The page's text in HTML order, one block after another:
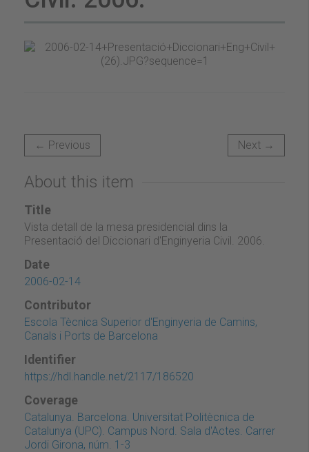
← Previous Next →
About this item
Title
Vista detall de la mesa presidencial dins la
Presentació del Diccionari d'Enginyeria Civil. 2006.
Date
2006-02-14
Contributor
Escola Tècnica Superior d'Enginyeria de Camins,
Canals i Ports de Barcelona
Identifier
https://hdl.handle.net/2117/186520
Coverage
Catalunya. Barcelona. Universitat Politècnica de
Catalunya (UPC). Campus Nord. Sala d'Actes. Carrer
Jordi Girona, núm. 1-3